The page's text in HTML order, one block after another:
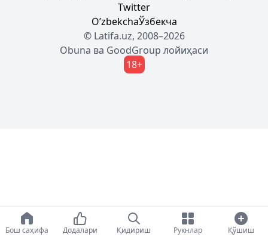
Twitter
OʼzbekchaЎзбекча
© Latifa.uz, 2008–2026
Obuna ва GoodGroup лойиҳаси
18+
Бош саҳифа Додалари Қидириш Рукнлар Қўшиш